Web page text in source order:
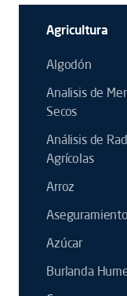
Agricultura
Algodón
Analisis de
Secos
Análisis de
Agrícolas
Arroz
Azúcar
Burlanda